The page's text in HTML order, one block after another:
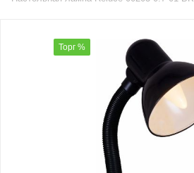
Торг %